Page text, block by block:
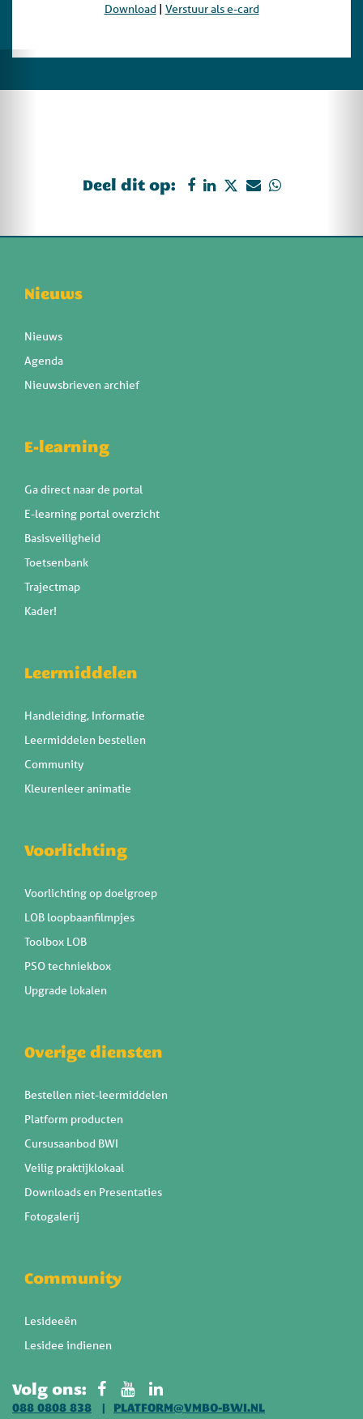
Download| Verstuur als e-card
Deel dit op:
Nieuws
Nieuws
Agenda
Nieuwsbrieven archief
E-learning
Ga direct naar de portal
E-learning portal overzicht
Basisveiligheid
Toetsenbank
Trajectmap
Kader!
Leermiddelen
Handleiding, Informatie
Leermiddelen bestellen
Community
Kleurenleer animatie
Voorlichting
Voorlichting op doelgroep
LOB loopbaanfilmpjes
Toolbox LOB
PSO techniekbox
Upgrade lokalen
Overige diensten
Bestellen niet-leermiddelen
Platform producten
Cursusaanbod BWI
Veilig praktijklokaal
Downloads en Presentaties
Fotogalerij
Community
Lesideeën
Lesidee indienen
Volg ons:
088 0808 838
PLATFORM@VMBO-BWI.NL